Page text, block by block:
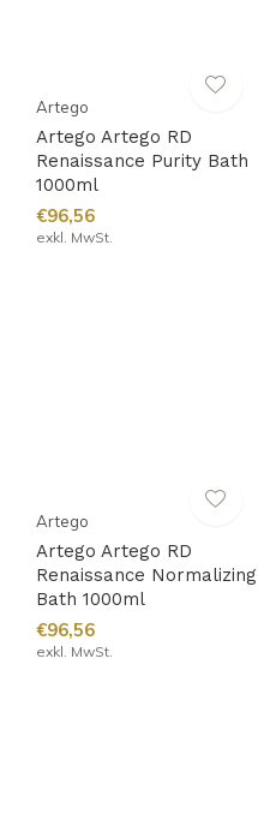
Artego
Artego Artego RD
Renaissance Purity Bath
1000ml
€96,56
exkl. MwSt.
Artego
Artego Artego RD
Renaissance Normalizing
Bath 1000ml
€96,56
exkl. MwSt.